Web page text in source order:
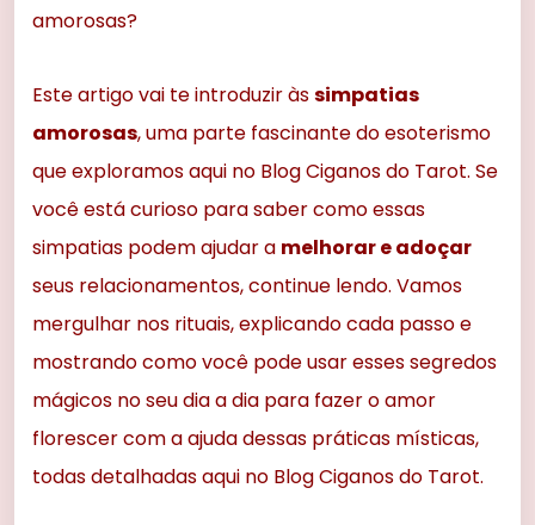
amorosas?
Este artigo vai te introduzir àssimpatias
amorosas, uma parte fascinante do esoterismo
que exploramos aqui no Blog Ciganos do Tarot. Se
você está curioso para saber como essas
simpatias podem ajudar a melhorar e adoçar
seus relacionamentos, continue lendo. Vamos
mergulhar nos rituais, explicando cada passo e
mostrando como você pode usar esses segredos
mágicos no seu dia a dia para fazer o amor
florescer com a ajuda dessas práticas místicas,
todas detalhadas aqui no Blog Ciganos do Tarot.